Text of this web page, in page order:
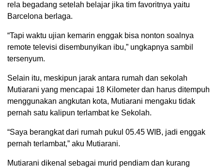
rela begadang setelah belajar jika tim favoritnya yaitu
Barcelona berlaga.
“Tapi waktu ujian kemarin enggak bisa nonton soalnya
remote televisi disembunyikan ibu,” ungkapnya sambil
tersenyum.
Selain itu, meskipun jarak antara rumah dan sekolah
Mutiarani yang mencapai 18 Kilometer dan harus ditempuh
menggunakan angkutan kota, Mutiarani mengaku tidak
pernah satu kalipun terlambat ke Sekolah.
“Saya berangkat dari rumah pukul 05.45 WIB, jadi enggak
pernah terlambat,” aku Mutiarani.
Mutiarani dikenal sebagai murid pendiam dan kurang